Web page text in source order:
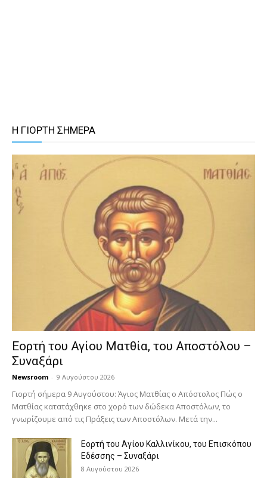
Η ΓΙΟΡΤΗ ΣΗΜΕΡΑ
Εορτή του Αγίου Ματθία, του Αποστόλου –
Συναξάρι
Newsroom - 9 Αυγούστου 2026
Γιορτή σήμερα 9 Αυγούστου: Άγιος Ματθίας ο Απόστολος Πώς ο
Ματθίας κατατάχθηκε στο χορό των δώδεκα Αποστόλων, το
γνωρίζουμε από τις Πράξεις των Αποστόλων. Μετά την...
Εορτή του Αγίου Καλλινίκου, του Επισκόπου
Εδέσσης – Συναξάρι
8 Αυγούστου 2026